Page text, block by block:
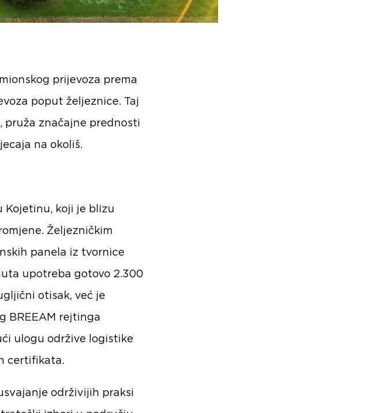
prijevoza prema
poput željeznice. Taj
pruža značajne prednosti
na okoliš.
Kojetinu, koji je blizu
Željezničkim
panela iz tvornice
upotreba gotovo 2.300
otisak, već je
BREEAM rejtinga
ulogu održive logistike
certifikata.
održivijih praksi